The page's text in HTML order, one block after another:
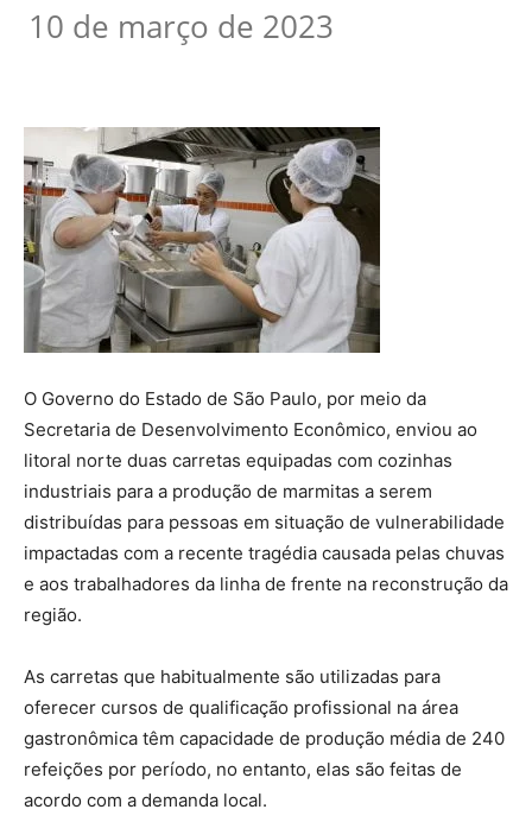
10 de março de 2023
O Governo do Estado de São Paulo, por meio da
Secretaria de Desenvolvimento Econômico, enviou ao
litoral norte duas carretas equipadas com cozinhas
industriais para a produção de marmitas a serem
distribuídas para pessoas em situação de vulnerabilidade
impactadas com a recente tragédia causada pelas chuvas
e aos trabalhadores da linha de frente na reconstrução da
região.
As carretas que habitualmente são utilizadas para
oferecer cursos de qualificação profissional na área
gastronômica têm capacidade de produção média de 240
refeições por período, no entanto, elas são feitas de
acordo com a demanda local.